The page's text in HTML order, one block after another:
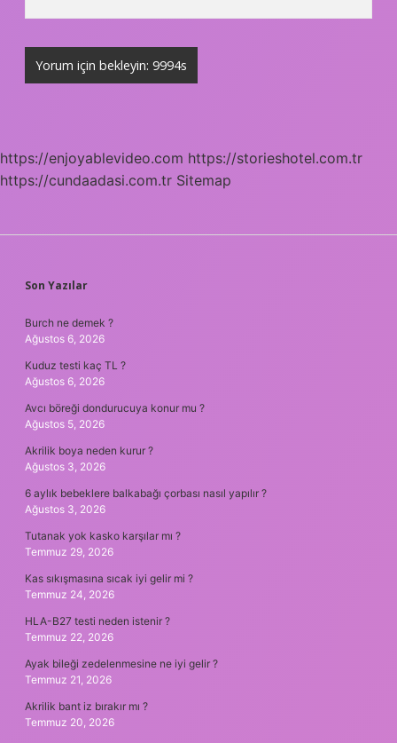
https://enjoyablevideo.com https://storieshotel.com.tr
https://cundaadasi.com.tr Sitemap
SIDEBAR
Son Yazılar
Burch ne demek ?
Ağustos 6, 2026
Kuduz testi kaç TL ?
Ağustos 6, 2026
Avcı böreği dondurucuya konur mu ?
Ağustos 5, 2026
Akrilik boya neden kurur ?
Ağustos 3, 2026
6 aylık bebeklere balkabağı çorbası nasıl yapılır ?
Ağustos 3, 2026
Tutanak yok kasko karşılar mı ?
Temmuz 29, 2026
Kas sıkışmasına sıcak iyi gelir mi ?
Temmuz 24, 2026
HLA-B27 testi neden istenir ?
Temmuz 22, 2026
Ayak bileği zedelenmesine ne iyi gelir ?
Temmuz 21, 2026
Akrilik bant iz bırakır mı ?
Temmuz 20, 2026